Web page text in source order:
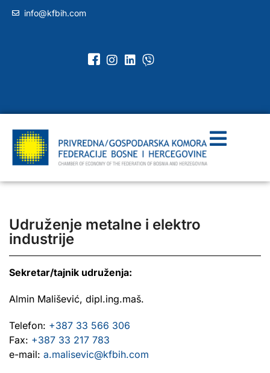
info@kfbih.com
Udruženje metalne i elektro
industrije
Sekretar/tajnik udruženja:
Almin Mališević, dipl.ing.maš.
Telefon: +387 33 566 306
Fax: +387 33 217 783
e-mail: a.malisevic@kfbih.com